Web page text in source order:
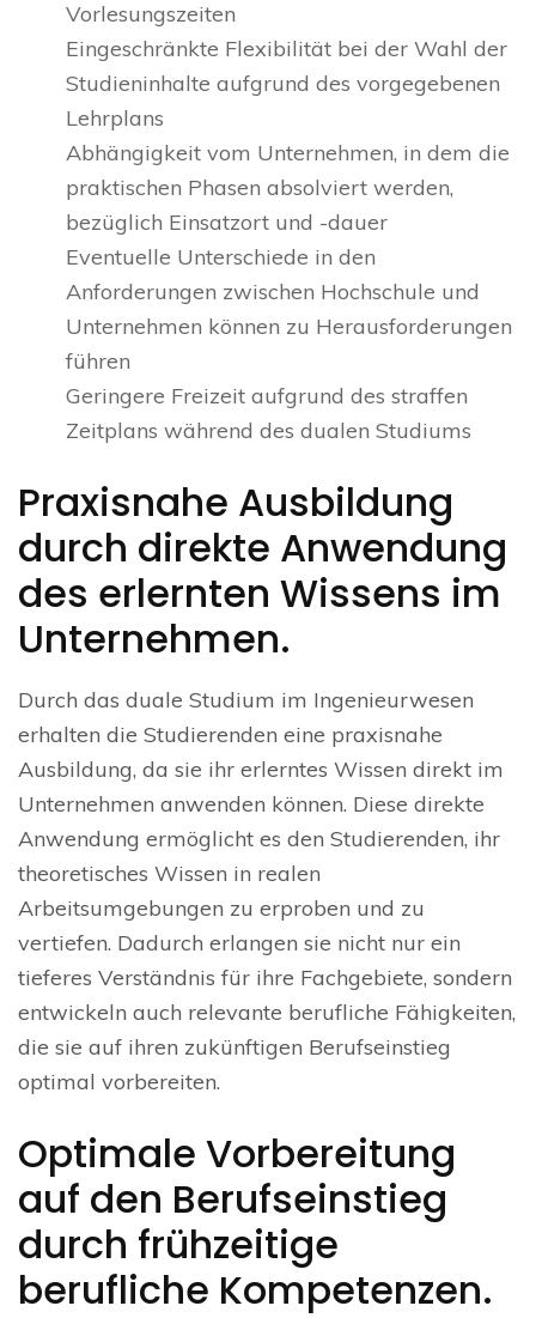
Vorlesungszeiten
Eingeschränkte Flexibilität bei der Wahl der
Studieninhalte aufgrund des vorgegebenen
Lehrplans
Abhängigkeit vom Unternehmen, in dem die
praktischen Phasen absolviert werden,
bezüglich Einsatzort und -dauer
Eventuelle Unterschiede in den
Anforderungen zwischen Hochschule und
Unternehmen können zu Herausforderungen
führen
Geringere Freizeit aufgrund des straffen
Zeitplans während des dualen Studiums
Praxisnahe Ausbildung
durch direkte Anwendung
des erlernten Wissens im
Unternehmen.
Durch das duale Studium im Ingenieurwesen
erhalten die Studierenden eine praxisnahe
Ausbildung, da sie ihr erlerntes Wissen direkt im
Unternehmen anwenden können. Diese direkte
Anwendung ermöglicht es den Studierenden, ihr
theoretisches Wissen in realen
Arbeitsumgebungen zu erproben und zu
vertiefen. Dadurch erlangen sie nicht nur ein
tieferes Verständnis für ihre Fachgebiete, sondern
entwickeln auch relevante berufliche Fähigkeiten,
die sie auf ihren zukünftigen Berufseinstieg
optimal vorbereiten.
Optimale Vorbereitung
auf den Berufseinstieg
durch frühzeitige
berufliche Kompetenzen.